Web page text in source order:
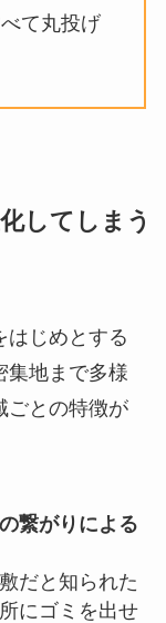
て丸投げ
してしまう
はじめとする
集地まで多様
ごとの特徴が
繋がりによる
だと知られた
にゴミを出せ